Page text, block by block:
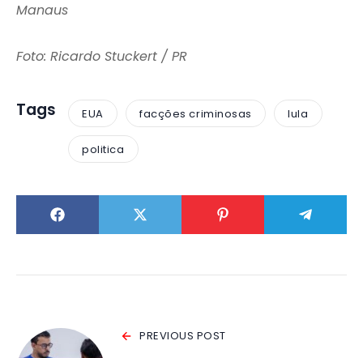
Manaus
Foto: Ricardo Stuckert / PR
Tags EUA facções criminosas lula
politica
PREVIOUS POST